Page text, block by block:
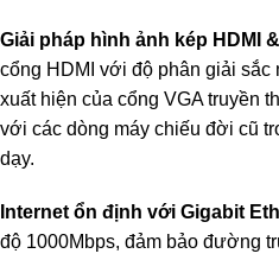
Giải pháp hình ảnh kép HDMI
cổng HDMI với độ phân giải
xuất hiện của cổng VGA truyền
với các dòng máy chiếu đời cũ
dạy.
Internet ổn định với Gigabit
độ 1000Mbps, đảm bảo đường